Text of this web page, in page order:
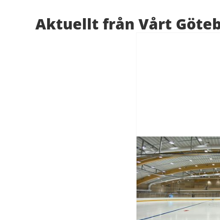
Aktuellt från Vårt